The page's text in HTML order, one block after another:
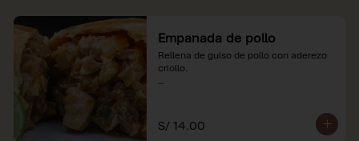
Empanada de pollo
Rellena de guiso de pollo con aderezo
criollo.
S/ 14.00